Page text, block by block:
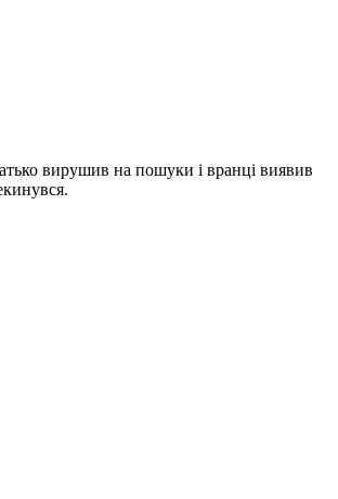
вирушив на пошуки і вранці виявив